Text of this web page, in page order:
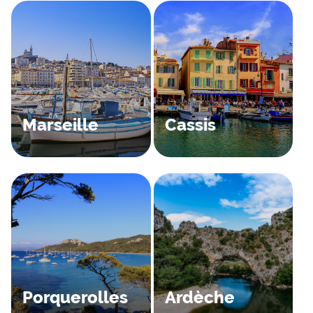
Marseille Cassis
Porquerolles Ardèche